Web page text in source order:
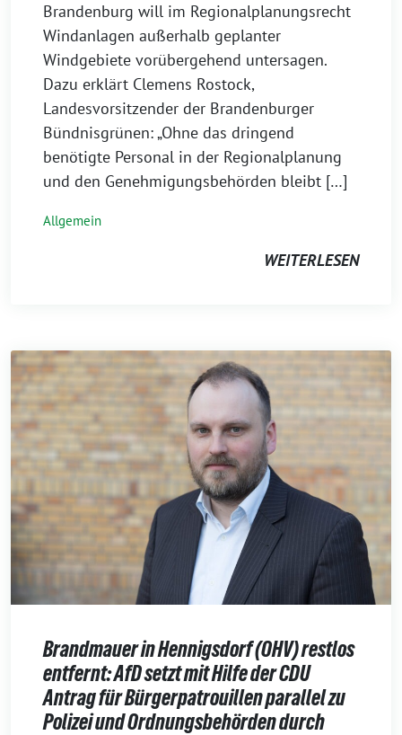
Brandenburg will im Regionalplanungsrecht
Windanlagen außerhalb geplanter
Windgebiete vorübergehend untersagen.
Dazu erklärt Clemens Rostock,
Landesvorsitzender der Brandenburger
Bündnisgrünen: „Ohne das dringend
benötigte Personal in der Regionalplanung
und den Genehmigungsbehörden bleibt […]
Allgemein
WEITERLESEN
Brandmauer in Hennigsdorf (OHV) restlos
entfernt: AfD setzt mit Hilfe der CDU
Antrag für Bürgerpatrouillen parallel zu
Polizei und Ordnungsbehörden durch